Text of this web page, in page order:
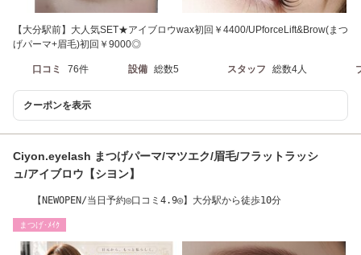
【大分駅前】大人気SET★アイブロウwax初回￥4400/UPforceLift&Brow(まつ
げパーマ+眉毛)初回￥9000◎
口コミ 76件 設備 総数5 スタッフ 総数4人
クーポンを表示
Ciyon.eyelash まつげパーマ/マツエク/眉毛/フラットラッシ
ュ/アイブロウ【シヨン】
【NEWOPEN/当日予約◎口コミ4.9◎】大分駅から徒歩10分
まつげ･ﾒｲｸ